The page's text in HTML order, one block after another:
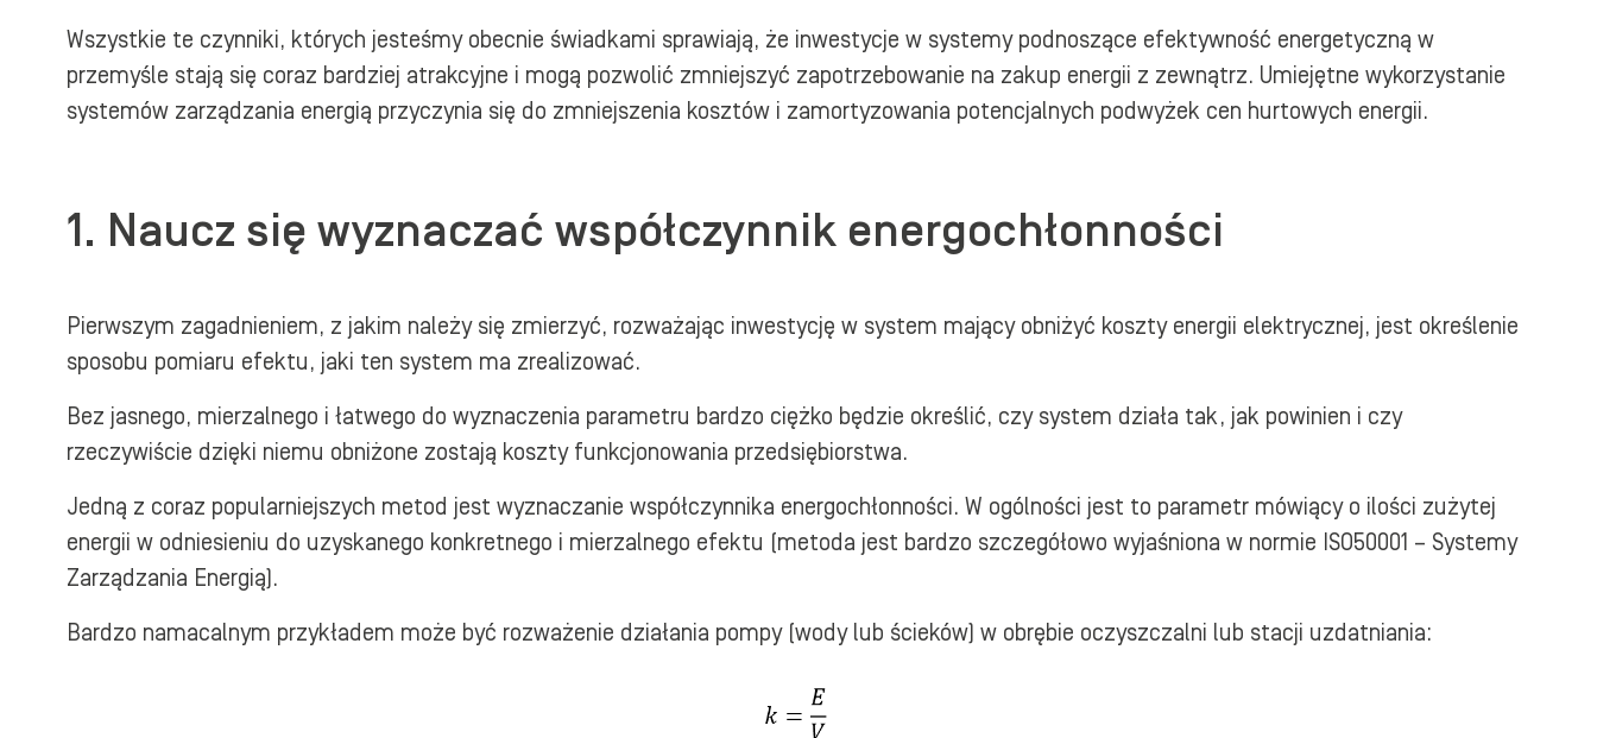
Wszystkie te czynniki, których jesteśmy obecnie świadkami sprawiają, że inwestycje w systemy podnoszące efektywność energetyczną w
przemyśle stają się coraz bardziej atrakcyjne i mogą pozwolić zmniejszyć zapotrzebowanie na zakup energii z zewnątrz. Umiejętne wykorzystanie
systemów zarządzania energią przyczynia się do zmniejszenia kosztów i zamortyzowania potencjalnych podwyżek cen hurtowych energii.
1. Naucz się wyznaczać współczynnik energochłonności
Pierwszym zagadnieniem, z jakim należy się zmierzyć, rozważając inwestycję w system mający obniżyć koszty energii elektrycznej, jest określenie
sposobu pomiaru efektu, jaki ten system ma zrealizować.
Bez jasnego, mierzalnego i łatwego do wyznaczenia parametru bardzo ciężko będzie określić, czy system działa tak, jak powinien i czy
rzeczywiście dzięki niemu obniżone zostają koszty funkcjonowania przedsiębiorstwa.
Jedną z coraz popularniejszych metod jest wyznaczanie współczynnika energochłonności. W ogólności jest to parametr mówiący o ilości zużytej
energii w odniesieniu do uzyskanego konkretnego i mierzalnego efektu (metoda jest bardzo szczegółowo wyjaśniona w normie ISO50001 – Systemy
Zarządzania Energią).
Bardzo namacalnym przykładem może być rozważenie działania pompy (wody lub ścieków) w obrębie oczyszczalni lub stacji uzdatniania: